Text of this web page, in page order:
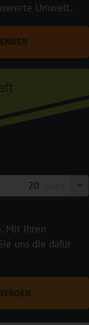
Umwelt.
Mit Ihren
uns die dafür